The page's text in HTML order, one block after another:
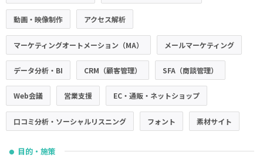
動画・映像制作 アクセス解析
マーケティングオートメーション（MA） メールマーケティング
データ分析・BI CRM（顧客管理） SFA（商談管理）
Web会議 営業支援 EC・通販・ネットショップ
口コミ分析・ソーシャルリスニング フォント 素材サイト
● 目的・施策